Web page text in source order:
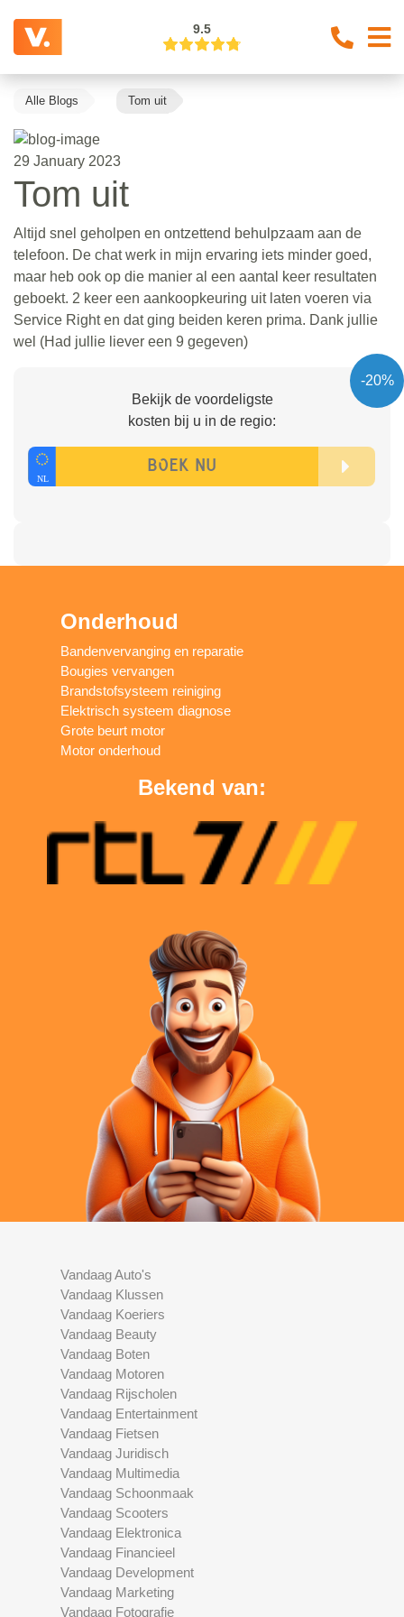
9.5
Alle Blogs Tom uit
29 January 2023
Tom uit
Altijd snel geholpen en ontzettend behulpzaam aan de
telefoon. De chat werk in mijn ervaring iets minder goed,
maar heb ook op die manier al een aantal keer resultaten
geboekt. 2 keer een aankoopkeuring uit laten voeren via
Service Right en dat ging beiden keren prima. Dank jullie
wel (Had jullie liever een 9 gegeven)
-20%
Bekijk de voordeligste
kosten bij u in de regio:
Onderhoud
Bandenvervanging en reparatie
Bougies vervangen
Brandstofsysteem reiniging
Elektrisch systeem diagnose
Grote beurt motor
Motor onderhoud
Bekend van:
Vandaag Auto's
Vandaag Klussen
Vandaag Koeriers
Vandaag Beauty
Vandaag Boten
Vandaag Motoren
Vandaag Rijscholen
Vandaag Entertainment
Vandaag Fietsen
Vandaag Juridisch
Vandaag Multimedia
Vandaag Schoonmaak
Vandaag Scooters
Vandaag Elektronica
Vandaag Financieel
Vandaag Development
Vandaag Marketing
Vandaag Fotografie